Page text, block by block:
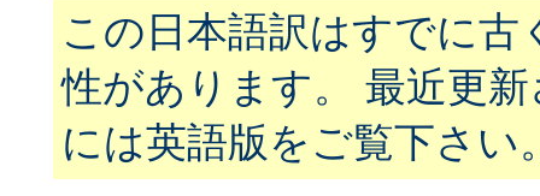
この日本語訳はすでに古
性があります。 最近更
には英語版をご覧下さい